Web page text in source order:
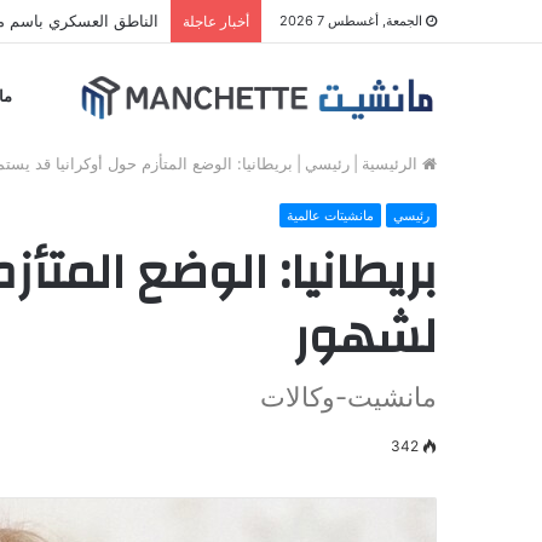
الجمعة, أغسطس 7 2026 أخبار عاجلة الناطق العسكري باسم
الرئيسية رئيسي بريطانيا: الوضع المتأزم حول أوكرانيا قد
رئيسي مانشيتات عالمية
بريطانيا: الوضع
لشهور
مانشيت-وكالات
342